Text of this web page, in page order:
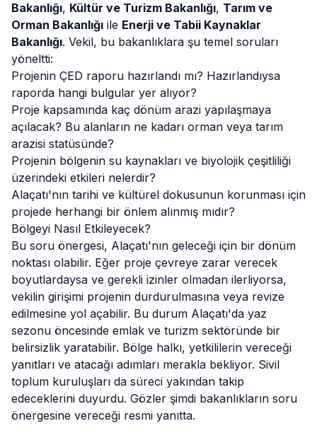
Bakanlığı, Kültür ve Turizm Bakanlığı, Tarım ve
Orman Bakanlığı ile Enerji ve Tabii Kaynaklar
Bakanlığı. Vekil, bu bakanlıklara şu temel soruları
yöneltti:
Projenin ÇED raporu hazırlandı mı? Hazırlandıysa
raporda hangi bulgular yer alıyor?
Proje kapsamında kaç dönüm arazi yapılaşmaya
açılacak? Bu alanların ne kadarı orman veya tarım
arazisi statüsünde?
Projenin bölgenin su kaynakları ve biyolojik çeşitliliği
üzerindeki etkileri nelerdir?
Alaçatı'nın tarihi ve kültürel dokusunun korunması için
projede herhangi bir önlem alınmış mıdır?
Bölgeyi Nasıl Etkileyecek?
Bu soru önergesi, Alaçatı'nın geleceği için bir dönüm
noktası olabilir. Eğer proje çevreye zarar verecek
boyutlardaysa ve gerekli izinler olmadan ilerliyorsa,
vekilin girişimi projenin durdurulmasına veya revize
edilmesine yol açabilir. Bu durum Alaçatı'da yaz
sezonu öncesinde emlak ve turizm sektöründe bir
belirsizlik yaratabilir. Bölge halkı, yetkililerin vereceği
yanıtları ve atacağı adımları merakla bekliyor. Sivil
toplum kuruluşları da süreci yakından takip
edeceklerini duyurdu. Gözler şimdi bakanlıkların soru
önergesine vereceği resmi yanıtta.